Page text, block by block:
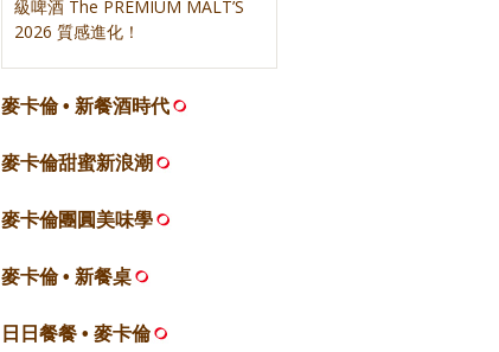
的變與不變｜聯合報500盤
級啤酒 The PREMIUM MALT’S
2026 質感進化！
麥卡倫 • 新餐酒時代
麥卡倫甜蜜新浪潮
麥卡倫團圓美味學
麥卡倫 • 新餐桌
日日餐餐 • 麥卡倫